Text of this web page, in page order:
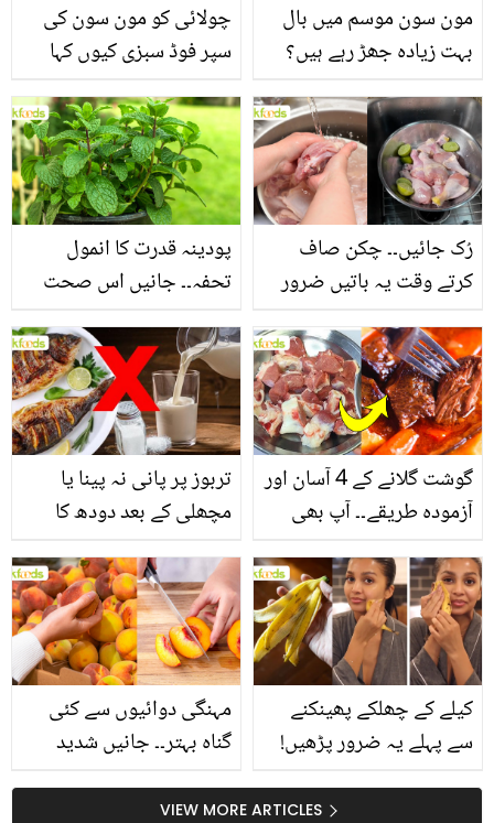
چولائی کو مون سون کی
سپر فوڈ سبزی کیوں کہا
منرلز اور اینٹی آکسیڈنٹس
سے بھرپور اس سبزی کے
فائدے
مون سون موسم میں بال
بہت زیادہ جھڑ رہے ہیں؟
بنانے کے چند قدرتی طریقے
پودینہ قدرت کا انمول
تحفہ۔۔ جانیں اس صحت
انگیز طبی فوائد
رُک جائیں۔۔ چکن صاف
کرتے وقت یہ باتیں ضرور
تربوز پر پانی نہ پینا یا
مچھلی کے بعد دودھ کا
سے متعلق غلط فہمیوں کی
حقیقت کیا ہے اور افواہ
کیا؟
گوشت گلانے کے 4 آسان اور
آزمودہ طریقے۔۔ آپ بھی
بتائے راز
مہنگی دوائیوں سے کئی
گناہ بہتر۔۔ جانیں شدید
کیوں کھانا چاہیے؟
کیلے کے چھلکے پھینکنے
سے پہلے یہ ضرور پڑھیں!
سستا اور قدرتی حلVIEW MORE ARTICLES